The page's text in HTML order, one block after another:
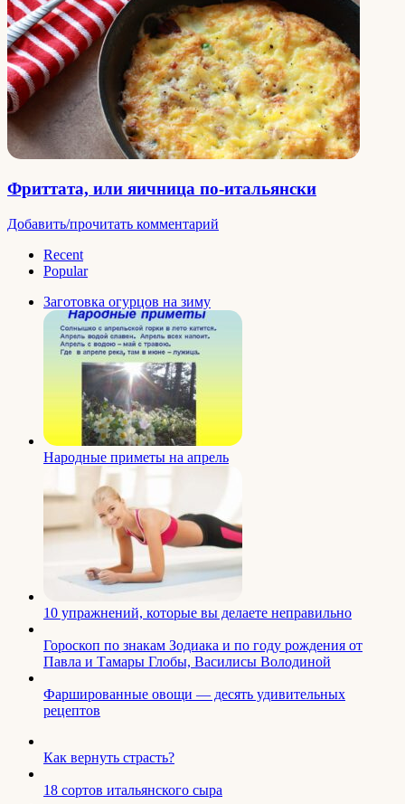
Фриттата, или яичница по-итальянски
Добавить/прочитать комментарий
Recent
Popular
Заготовка огурцов на зиму
Народные приметы на апрель
10 упражнений, которые вы делаете неправильно
Гороскоп по знакам Зодиака и по году рождения от
Павла и Тамары Глобы, Василисы Володиной
Фаршированные овощи — десять удивительных
рецептов
Как вернуть страсть?
18 сортов итальянского сыра